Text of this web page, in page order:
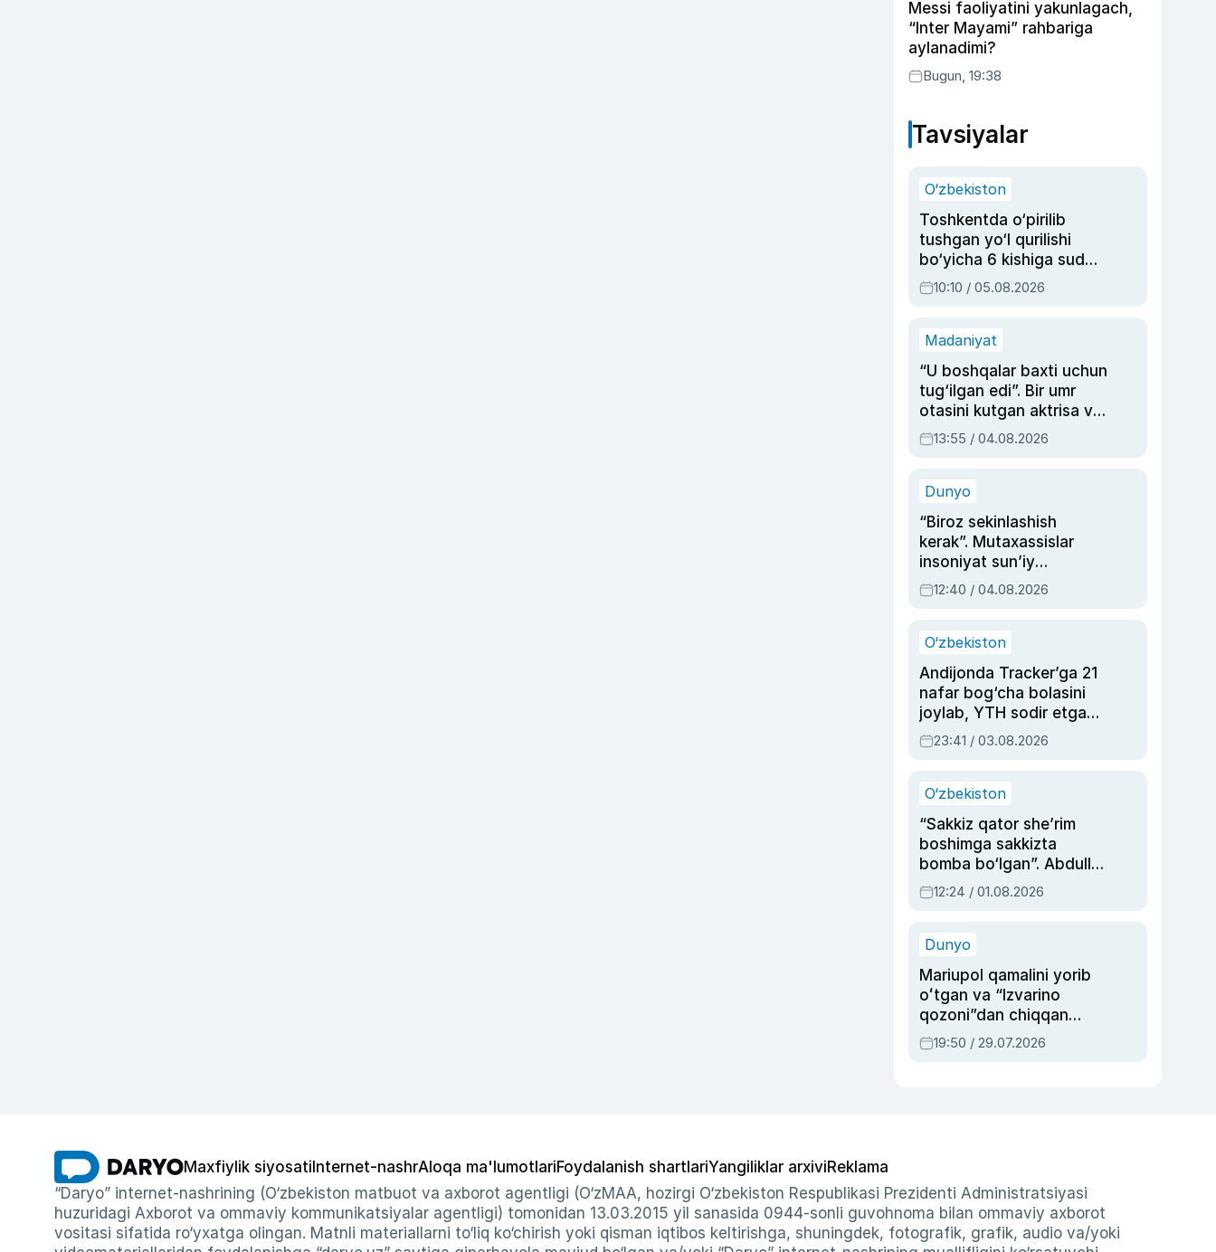
Messi faoliyatini yakunlagach,
“Inter Mayami” rahbariga
aylanadimi?
Bugun, 19:38
Tavsiyalar
O‘zbekiston
Toshkentda o‘pirilib
tushgan yo‘l qurilishi
bo‘yicha 6 kishiga sud
hukmi o‘qildi
10:10 / 05.08.2026
Madaniyat
“U boshqalar baxti uchun
tug‘ilgan edi”. Bir umr
otasini kutgan aktrisa va
dublyaj ustasi Rimma
Ahmedovaning
13:55 / 04.08.2026
Dunyo
“Biroz sekinlashish
kerak”. Mutaxassislar
insoniyat sun’iy
intellektni boshqara
olmay qolishidan xavotir
12:40 / 04.08.2026
O‘zbekiston
Andijonda Tracker’ga 21
nafar bog‘cha bolasini
joylab, YTH sodir etgan
ayolga sud hukmi o‘qildi
23:41 / 03.08.2026
O‘zbekiston
“Sakkiz qator she’rim
boshimga sakkizta
bomba bo‘lgan”. Abdulla
Oripovni siyosiy
ayblovlardan asrab
12:24 / 01.08.2026
Dunyo
Mariupol qamalini yorib
oʻtgan va “Izvarino
qozoni”dan chiqqan
qahramon — Ukraina
armiyasi bosh
19:50 / 29.07.2026
Maxfiylik siyosati Internet-nashrAloqa ma'lumotlariFoydalanish shartlariYangiliklar arxiviReklama
“Daryo” internet-nashrining (O‘zbekiston matbuot va axborot agentligi (O‘zMAA, hozirgi O‘zbekiston Respublikasi Prezidenti Administratsiyasi
huzuridagi Axborot va ommaviy kommunikatsiyalar agentligi) tomonidan 13.03.2015 yil sanasida 0944-sonli guvohnoma bilan ommaviy axborot
vositasi sifatida ro‘yxatga olingan. Matnli materiallarni to‘liq ko‘chirish yoki qisman iqtibos keltirishga, shuningdek, fotografik, grafik, audio va/yoki